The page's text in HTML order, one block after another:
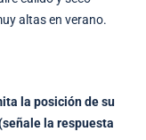
altas en verano.
la posición de su
la respuesta